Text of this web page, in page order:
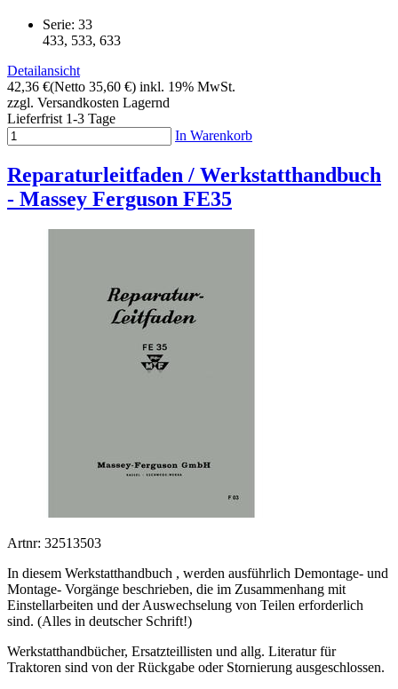
Serie: 33
433, 533, 633
Detailansicht
42,36 €(Netto 35,60 €) inkl. 19% MwSt.
zzgl. Versandkosten Lagernd
Lieferfrist 1-3 Tage
In Warenkorb
Reparaturleitfaden / Werkstatthandbuch
- Massey Ferguson FE35
Artnr: 32513503
In diesem Werkstatthandbuch , werden ausführlich Demontage- und
Montage- Vorgänge beschrieben, die im Zusammenhang mit
Einstellarbeiten und der Auswechselung von Teilen erforderlich
sind. (Alles in deutscher Schrift!)
Werkstatthandbücher, Ersatzteillisten und allg. Literatur für
Traktoren sind von der Rückgabe oder Stornierung ausgeschlossen.